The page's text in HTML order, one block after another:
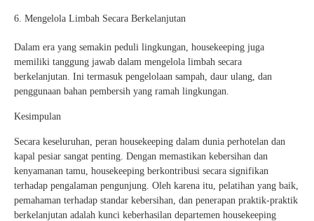
Mengelola Limbah Secara Berkelanjutan
Dalam era yang semakin peduli lingkungan, housekeeping juga
memiliki tanggung jawab dalam mengelola limbah secara
berkelanjutan. Ini termasuk pengelolaan sampah, daur ulang, dan
penggunaan bahan pembersih yang ramah lingkungan.
Kesimpulan
Secara keseluruhan, peran housekeeping dalam dunia perhotelan dan
kapal pesiar sangat penting. Dengan memastikan kebersihan dan
kenyamanan tamu, housekeeping berkontribusi secara signifikan
terhadap pengalaman pengunjung. Oleh karena itu, pelatihan yang baik,
pemahaman terhadap standar kebersihan, dan penerapan praktik-praktik
berkelanjutan adalah kunci keberhasilan departemen housekeeping